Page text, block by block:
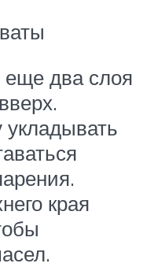
два слоя
края